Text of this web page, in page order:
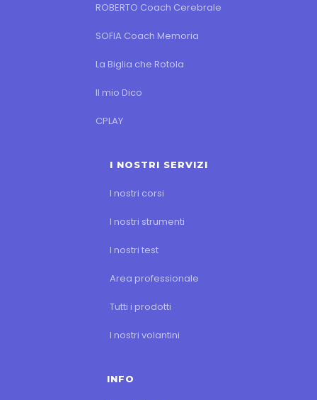
ROBERTO Coach Cerebrale
SOFIA Coach Memoria
La Biglia che Rotola
Il mio Dico
CPLAY
I NOSTRI SERVIZI
I nostri corsi
I nostri strumenti
I nostri test
Area professionale
Tutti i prodotti
I nostri volantini
INFO